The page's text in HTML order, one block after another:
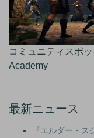
コミュニティスポ
Academy
最新ニュース
『エルダー・ス